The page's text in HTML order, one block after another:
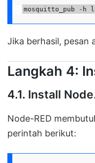
mosquitto_pub -
Jika berhasil, pesan
Langkah 4:
4.1. Install
Node-RED
perintah berikut: